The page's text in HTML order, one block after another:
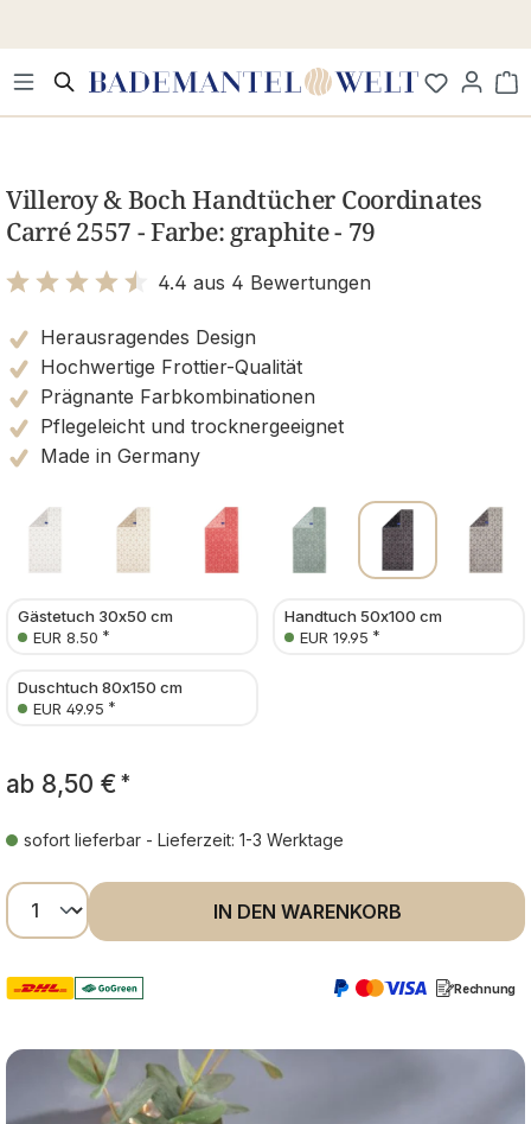
Villeroy & Boch Handtücher Coordinates
Carré 2557 - Farbe: graphite - 79
4.4 aus 4 Bewertungen
Herausragendes Design
Hochwertige Frottier-Qualität
Prägnante Farbkombinationen
Pflegeleicht und trocknergeeignet
Made in Germany
Gästetuch 30x50 cm
EUR 8.50 *
Handtuch 50x100 cm
EUR 19.95 *
Duschtuch 80x150 cm
EUR 49.95 *
ab 8,50 € *
sofort lieferbar - Lieferzeit: 1-3 Werktage
Produkt Anzahl: Gib den gewünschten
IN DEN WARENKORB
Rechnung